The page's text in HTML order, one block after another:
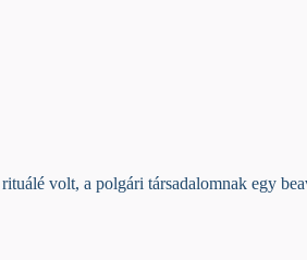
volt, a polgári társadalomnak egy